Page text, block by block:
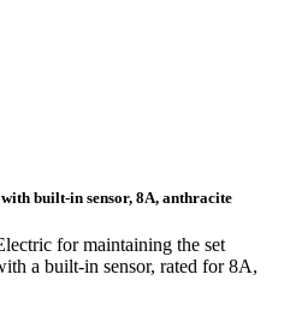
built-in sensor, 8A, anthracite
for maintaining the set
a built-in sensor, rated for 8A,